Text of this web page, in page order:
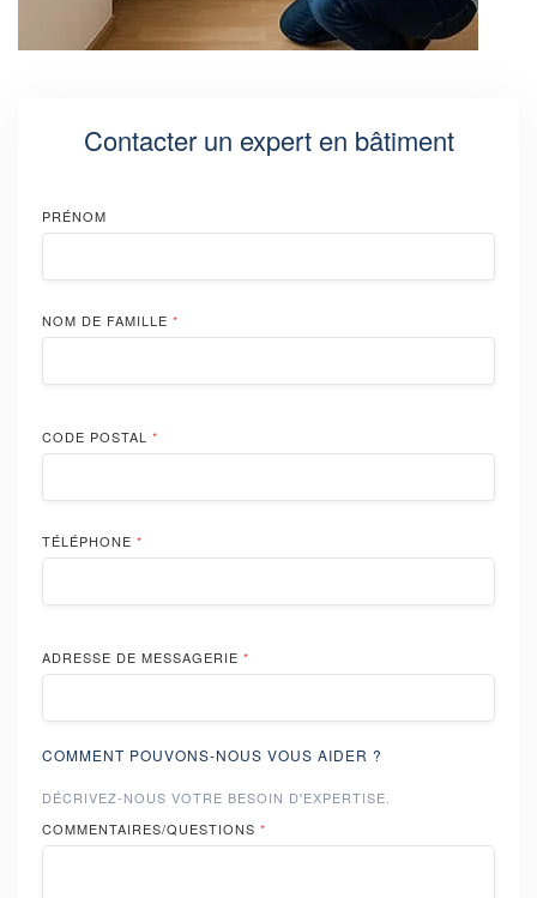
Contacter un expert en bâtiment
PRÉNOM
NOM DE FAMILLE *
CODE POSTAL *
TÉLÉPHONE *
ADRESSE DE MESSAGERIE *
COMMENT POUVONS-NOUS VOUS AIDER ?
DÉCRIVEZ-NOUS VOTRE BESOIN D'EXPERTISE.
COMMENTAIRES/QUESTIONS *